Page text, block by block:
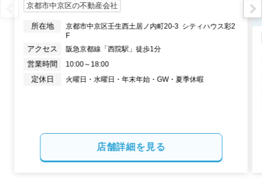
階数:2階
1,400
京都府京都市右京区梅ケ畑山崎町
3,300万円
京都市中京区の不動産会社
所在地
京都市中京区壬生西土居ノ内町20-3  シティハウス彩2
F
アクセス 阪急京都線「西院駅」徒歩1分
営業時間 10:00～18:00
定休日 火曜日・水曜日・年末年始・GW・夏季休暇
店舗詳細を見る